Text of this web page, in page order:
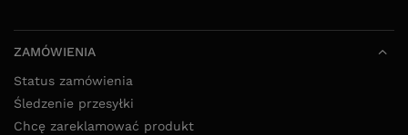
ZAMÓWIENIA
Status zamówienia
Śledzenie przesyłki
Chcę zareklamować produkt